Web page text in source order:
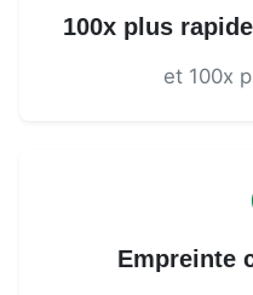
100x plus
et 100x
Empreinte